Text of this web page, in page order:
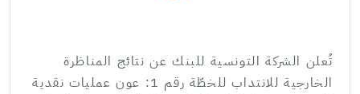
تُعلن الشركة التونسية للبنك عن نتائج المناظرة
الخارجية للانتداب للخطّة رقم 1: عون عمليات نقدية